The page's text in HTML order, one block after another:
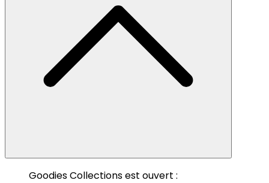
Goodies Collections est ouvert :